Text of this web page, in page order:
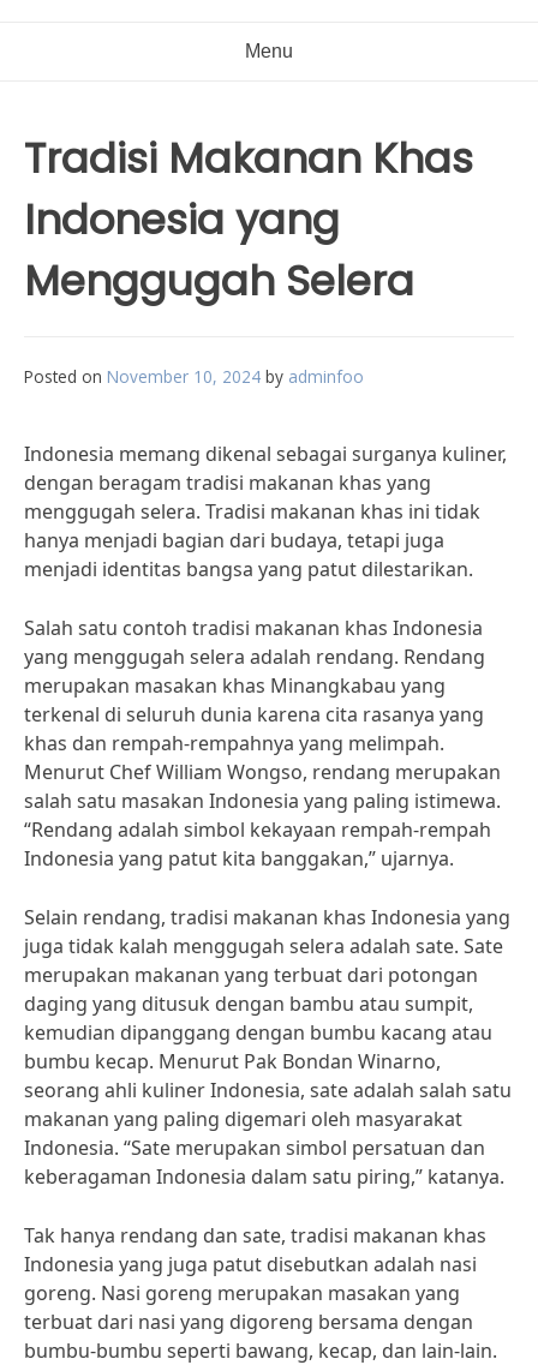
Menu
Tradisi Makanan Khas
Indonesia yang
Menggugah Selera
Posted on November 10, 2024 by adminfoo
Indonesia memang dikenal sebagai surganya kuliner,
dengan beragam tradisi makanan khas yang
menggugah selera. Tradisi makanan khas ini tidak
hanya menjadi bagian dari budaya, tetapi juga
menjadi identitas bangsa yang patut dilestarikan.
Salah satu contoh tradisi makanan khas Indonesia
yang menggugah selera adalah rendang. Rendang
merupakan masakan khas Minangkabau yang
terkenal di seluruh dunia karena cita rasanya yang
khas dan rempah-rempahnya yang melimpah.
Menurut Chef William Wongso, rendang merupakan
salah satu masakan Indonesia yang paling istimewa.
“Rendang adalah simbol kekayaan rempah-rempah
Indonesia yang patut kita banggakan,” ujarnya.
Selain rendang, tradisi makanan khas Indonesia yang
juga tidak kalah menggugah selera adalah sate. Sate
merupakan makanan yang terbuat dari potongan
daging yang ditusuk dengan bambu atau sumpit,
kemudian dipanggang dengan bumbu kacang atau
bumbu kecap. Menurut Pak Bondan Winarno,
seorang ahli kuliner Indonesia, sate adalah salah satu
makanan yang paling digemari oleh masyarakat
Indonesia. “Sate merupakan simbol persatuan dan
keberagaman Indonesia dalam satu piring,” katanya.
Tak hanya rendang dan sate, tradisi makanan khas
Indonesia yang juga patut disebutkan adalah nasi
goreng. Nasi goreng merupakan masakan yang
terbuat dari nasi yang digoreng bersama dengan
bumbu-bumbu seperti bawang, kecap, dan lain-lain.